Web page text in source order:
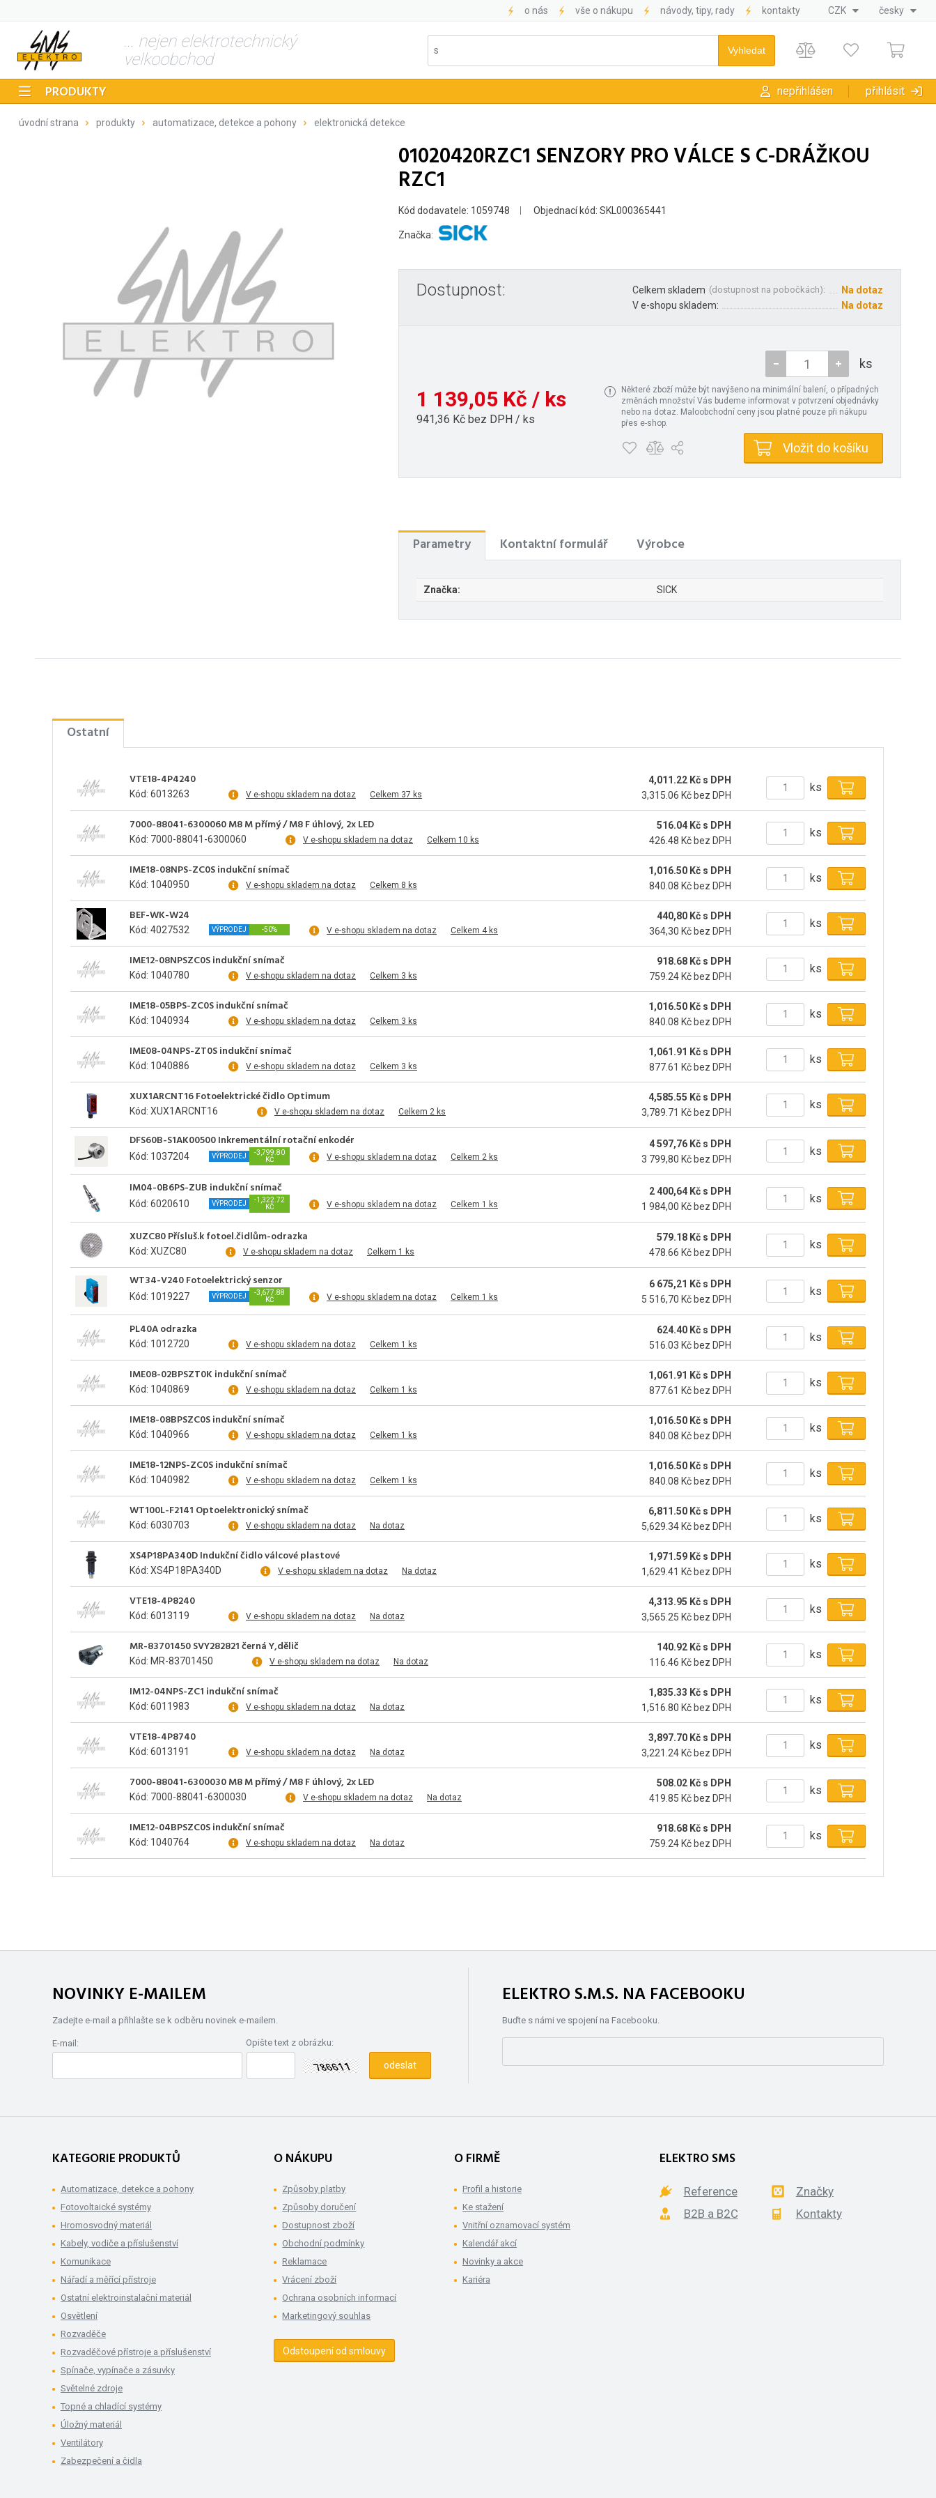
o nás vše o nákupu návody, tipy, rady kontakty CZK česky
... nejen elektrotechnický
velkoobchod
PRODUKTY nepřihlášen přihlásit
úvodní strana produkty automatizace, detekce a pohony elektronická detekce
01020420RZC1 SENZORY PRO VÁLCE S C-DRÁŽKOU
RZC1
Kód dodavatele: 1059748 Objednací kód: SKL000365441
Značka:
Dostupnost: Celkem skladem (dostupnost na pobočkách):
Na dotaz
V e-shopu skladem:
Na dotaz
1 139,05 Kč / ks
941,36 Kč bez DPH / ks
ks
Některé zboží může být navýšeno na minimální balení, o případných
změnách množství Vás budeme informovat v potvrzení objednávky
nebo na dotaz. Maloobchodní ceny jsou platné pouze při nákupu
přes e-shop.
Vložit do košíku
Parametry Kontaktní formulář Výrobce
Značka: SICK
Ostatní
VTE18-4P4240
Kód: 6013263 V e-shopu skladem na dotaz Celkem 37 ks
4,011.22 Kč s DPH
3,315.06 Kč bez DPH
ks
7000-88041-6300060 M8 M přímý / M8 F úhlový, 2x LED
Kód: 7000-88041-6300060 V e-shopu skladem na dotaz Celkem 10 ks
516.04 Kč s DPH
426.48 Kč bez DPH
ks
IME18-08NPS-ZC0S indukční snímač
Kód: 1040950 V e-shopu skladem na dotaz Celkem 8 ks
1,016.50 Kč s DPH
840.08 Kč bez DPH
ks
BEF-WK-W24
Kód: 4027532 VÝPRODEJ -50% V e-shopu skladem na dotaz Celkem 4 ks
440,80 Kč s DPH
364,30 Kč bez DPH
ks
IME12-08NPSZC0S indukční snímač
Kód: 1040780 V e-shopu skladem na dotaz Celkem 3 ks
918.68 Kč s DPH
759.24 Kč bez DPH
ks
IME18-05BPS-ZC0S indukční snímač
Kód: 1040934 V e-shopu skladem na dotaz Celkem 3 ks
1,016.50 Kč s DPH
840.08 Kč bez DPH
ks
IME08-04NPS-ZT0S indukční snímač
Kód: 1040886 V e-shopu skladem na dotaz Celkem 3 ks
1,061.91 Kč s DPH
877.61 Kč bez DPH
ks
XUX1ARCNT16 Fotoelektrické čidlo Optimum
Kód: XUX1ARCNT16 V e-shopu skladem na dotaz Celkem 2 ks
4,585.55 Kč s DPH
3,789.71 Kč bez DPH
ks
DFS60B-S1AK00500 Inkrementální rotační enkodér
Kód: 1037204 VÝPRODEJ
-3,799.80
KČ
V e-shopu skladem na dotaz Celkem 2 ks
4 597,76 Kč s DPH
3 799,80 Kč bez DPH
ks
IM04-0B6PS-ZUB indukční snímač
Kód: 6020610 VÝPRODEJ
-1,322.72
KČ
V e-shopu skladem na dotaz Celkem 1 ks
2 400,64 Kč s DPH
1 984,00 Kč bez DPH
ks
XUZC80 Přísluš.k fotoel.čidlům-odrazka
Kód: XUZC80 V e-shopu skladem na dotaz Celkem 1 ks
579.18 Kč s DPH
478.66 Kč bez DPH
ks
WT34-V240 Fotoelektrický senzor
Kód: 1019227 VÝPRODEJ
-3,677.88
KČ
V e-shopu skladem na dotaz Celkem 1 ks
6 675,21 Kč s DPH
5 516,70 Kč bez DPH
ks
PL40A odrazka
Kód: 1012720 V e-shopu skladem na dotaz Celkem 1 ks
624.40 Kč s DPH
516.03 Kč bez DPH
ks
IME08-02BPSZT0K indukční snímač
Kód: 1040869 V e-shopu skladem na dotaz Celkem 1 ks
1,061.91 Kč s DPH
877.61 Kč bez DPH
ks
IME18-08BPSZC0S indukční snímač
Kód: 1040966 V e-shopu skladem na dotaz Celkem 1 ks
1,016.50 Kč s DPH
840.08 Kč bez DPH
ks
IME18-12NPS-ZC0S indukční snímač
Kód: 1040982 V e-shopu skladem na dotaz Celkem 1 ks
1,016.50 Kč s DPH
840.08 Kč bez DPH
ks
WT100L-F2141 Optoelektronický snímač
Kód: 6030703 V e-shopu skladem na dotaz Na dotaz
6,811.50 Kč s DPH
5,629.34 Kč bez DPH
ks
XS4P18PA340D Indukční čidlo válcové plastové
Kód: XS4P18PA340D V e-shopu skladem na dotaz Na dotaz
1,971.59 Kč s DPH
1,629.41 Kč bez DPH
ks
VTE18-4P8240
Kód: 6013119 V e-shopu skladem na dotaz Na dotaz
4,313.95 Kč s DPH
3,565.25 Kč bez DPH
ks
MR-83701450 SVY282821 černá Y,dělič
Kód: MR-83701450 V e-shopu skladem na dotaz Na dotaz
140.92 Kč s DPH
116.46 Kč bez DPH
ks
IM12-04NPS-ZC1 indukční snímač
Kód: 6011983 V e-shopu skladem na dotaz Na dotaz
1,835.33 Kč s DPH
1,516.80 Kč bez DPH
ks
VTE18-4P8740
Kód: 6013191 V e-shopu skladem na dotaz Na dotaz
3,897.70 Kč s DPH
3,221.24 Kč bez DPH
ks
7000-88041-6300030 M8 M přímý / M8 F úhlový, 2x LED
Kód: 7000-88041-6300030 V e-shopu skladem na dotaz Na dotaz
508.02 Kč s DPH
419.85 Kč bez DPH
ks
IME12-04BPSZC0S indukční snímač
Kód: 1040764 V e-shopu skladem na dotaz Na dotaz
918.68 Kč s DPH
759.24 Kč bez DPH
ks
NOVINKY E-MAILEM
Zadejte e-mail a přihlašte se k odběru novinek e-mailem.
E-mail: Opište text z obrázku:
ELEKTRO S.M.S. NA FACEBOOKU
Buďte s námi ve spojení na Facebooku.
KATEGORIE PRODUKTŮ
Automatizace, detekce a pohony
Fotovoltaické systémy
Hromosvodný materiál
Kabely, vodiče a příslušenství
Komunikace
Nářadí a měřící přístroje
Ostatní elektroinstalační materiál
Osvětlení
Rozvaděče
Rozvaděčové přístroje a příslušenství
Spínače, vypínače a zásuvky
Světelné zdroje
Topné a chladící systémy
Úložný materiál
Ventilátory
Zabezpečení a čidla
O NÁKUPU
Způsoby platby
Způsoby doručení
Dostupnost zboží
Obchodní podmínky
Reklamace
Vrácení zboží
Ochrana osobních informací
Marketingový souhlas
Odstoupení od smlouvy
O FIRMĚ
Profil a historie
Ke stažení
Vnitřní oznamovací systém
Kalendář akcí
Novinky a akce
Kariéra
ELEKTRO SMS
Reference
Značky
B2B a B2C
Kontakty